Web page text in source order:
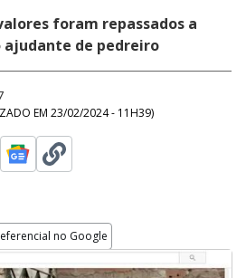
foram repassados a
ajudante de pedreiro
EM 23/02/2024 - 11H39)
no Google